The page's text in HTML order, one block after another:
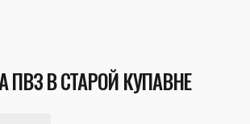
ПВЗ В СТАРОЙ КУПАВНЕ